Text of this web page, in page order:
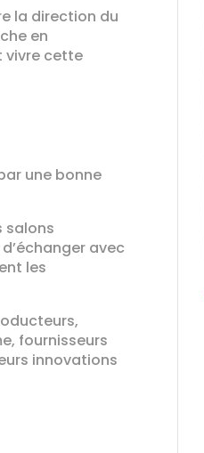
la direction du
en
vivre cette
une bonne
salons
avec
les
fournisseurs
innovations